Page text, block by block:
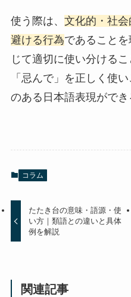
使う際は、 文化的・社会
避ける行為であること
じて適切に使い分けるこ
「忌んで」を正しく使
のある日本語表現ができ
コラム
たたき台の意味・語源・使
い方｜類語との違いと具体
例を解説
関連記事